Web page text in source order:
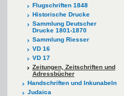
Flugschriften 1848
Historische Drucke
Sammlung Deutscher
Drucke 1801-1870
Sammlung Riesser
VD 16
VD 17
Zeitungen, Zeitschriften und
Adressbücher
Handschriften und Inkunabeln
Judaica